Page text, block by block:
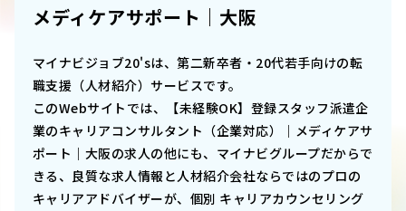
メディケアサポート｜大阪
マイナビジョブ20'sは、第二新卒者・20代若手向けの転
職支援（人材紹介）サービスです。
このWebサイトでは、
【未経験OK】登録スタッフ派遣企
業のキャリアコンサルタント（企業対応）｜メディケアサ
ポート｜大阪の求人の他にも、マイナビグループだからで
きる、良質な求人情報と人材紹介会社ならではのプロの
キャリアアドバイザーが、個別 キャリアカウンセリング